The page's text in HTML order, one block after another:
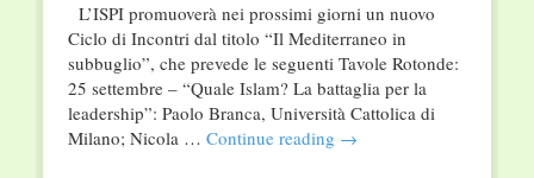
L’ISPI promuoverà nei prossimi giorni un nuovo
Ciclo di Incontri dal titolo “Il Mediterraneo in
subbuglio”, che prevede le seguenti Tavole Rotonde:
25 settembre – “Quale Islam? La battaglia per la
leadership”: Paolo Branca, Università Cattolica di
Milano; Nicola … Continue reading →